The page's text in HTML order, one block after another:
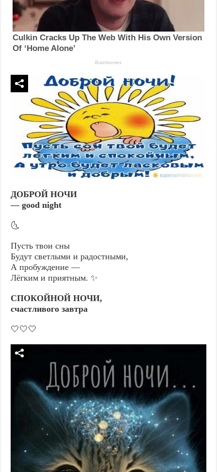
ДОБРОЙ НОЧИ
— good night
🌜
Пусть твои сны
Будут светлыми и радостными,
А пробуждение —
Лёгким и приятным. ✨
СПОКОЙНОЙ НОЧИ,
счастливого завтра
🤍🤍🤍